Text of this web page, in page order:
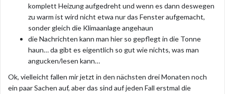
komplett Heizung aufgedreht und wenn es dann deswegen
zu warm ist wird nicht etwa nur das Fenster aufgemacht,
sonder gleich die Klimaanlage angehaun
die Nachrichten kann man hier so gepflegt in die Tonne
haun… da gibt es eigentlich so gut wie nichts, was man
angucken/lesen kann…
Ok, vielleicht fallen mir jetzt in den nächsten drei Monaten noch
ein paar Sachen auf, aber das sind auf jeden Fall erstmal die